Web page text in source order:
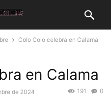
Colo Colo celebra en Calama
en Calama
de 2024 0
191